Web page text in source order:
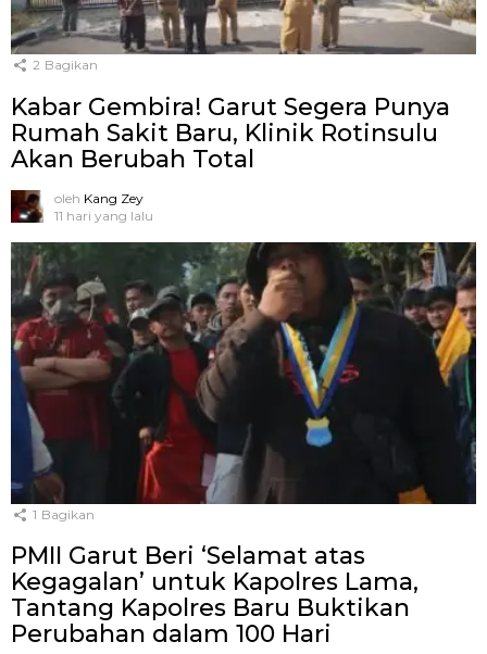
2 Bagikan
Kabar Gembira! Garut Segera Punya
Rumah Sakit Baru, Klinik Rotinsulu
Akan Berubah Total
oleh Kang Zey
11 hari yang lalu
1 Bagikan
PMII Garut Beri ‘Selamat atas
Kegagalan’ untuk Kapolres Lama,
Tantang Kapolres Baru Buktikan
Perubahan dalam 100 Hari